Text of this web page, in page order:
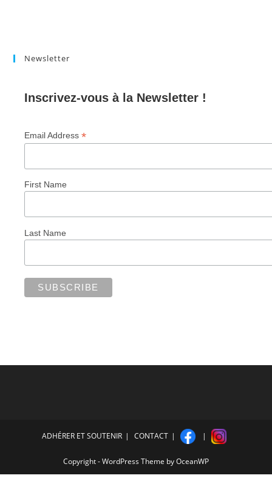
Newsletter
Inscrivez-vous à la Newsletter !
Email Address*
First Name
Last Name
ADHÉRER ET SOUTENIR CONTACT
Copyright - WordPress Theme by OceanWP